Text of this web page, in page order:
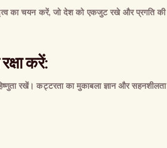
का चयन करें,जो देश को एकजुट रखे और प्रगति की
रक्षाकरें:
रखें। कट्टरता का मुकाबला ज्ञान और सहनशीलता